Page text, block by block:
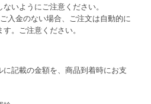
いようにご注意ください。
入金のない場合、ご注文は自動的に
す。ご注意ください。
に記載の金額を、商品到着時にお支